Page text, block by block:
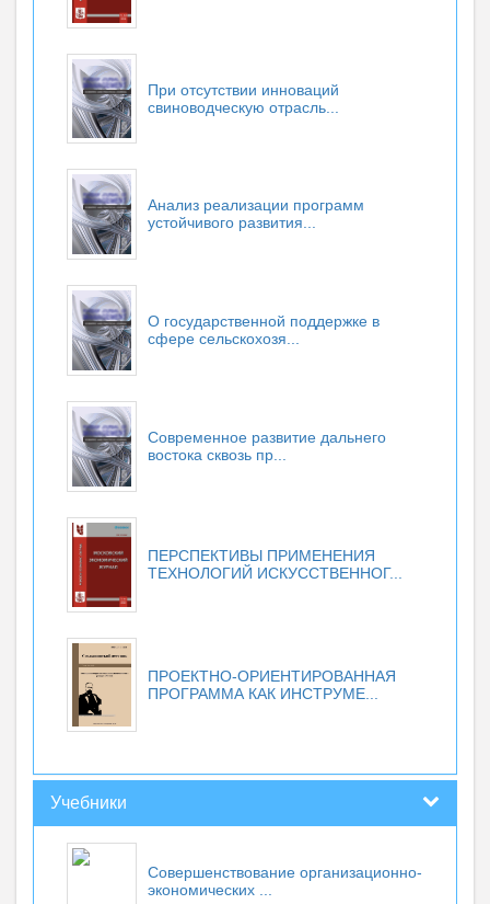
При отсутствии инноваций
свиноводческую отрасль...
Анализ реализации программ
устойчивого развития...
О государственной поддержке в
сфере сельскохозя...
Современное развитие дальнего
востока сквозь пр...
ПЕРСПЕКТИВЫ ПРИМЕНЕНИЯ
ТЕХНОЛОГИЙ ИСКУССТВЕННОГ...
ПРОЕКТНО-ОРИЕНТИРОВАННАЯ
ПРОГРАММА КАК ИНСТРУМЕ...
Учебники
Совершенствование организационно-
экономических ...